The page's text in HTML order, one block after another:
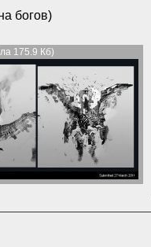
богов)
175.9 Кб)